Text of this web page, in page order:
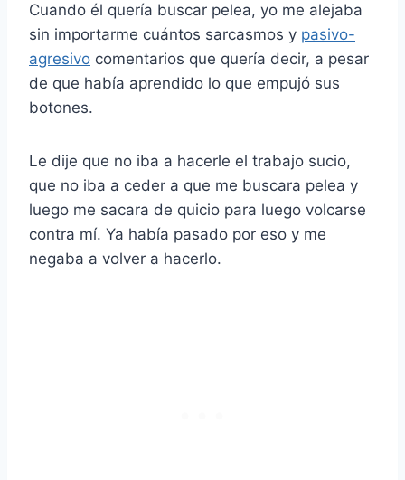
Cuando él quería buscar pelea, yo me alejaba
sin importarme cuántos sarcasmos y pasivo-
agresivo comentarios que quería decir, a pesar
de que había aprendido lo que empujó sus
botones.
Le dije que no iba a hacerle el trabajo sucio,
que no iba a ceder a que me buscara pelea y
luego me sacara de quicio para luego volcarse
contra mí. Ya había pasado por eso y me
negaba a volver a hacerlo.